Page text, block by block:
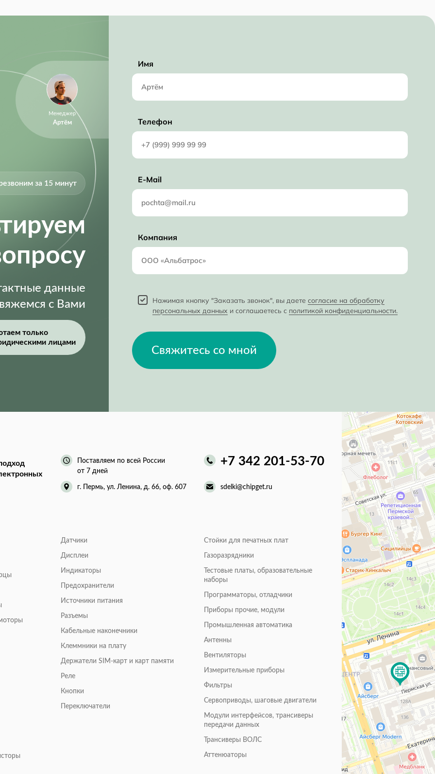
Менеджер
Артём
за 15 минут
данные
с Вами
только
лицами
Имя
Телефон
E-Mail
Компания
Нажимая кнопку "Заказать звонок", вы даете согласие на обработку
персональных данных и соглашаетесь с политикой конфиденциальности.
Свяжитесь со мной
Поставляем по всей России
от 7 дней
+7 342 201-53-70
г. Пермь, ул. Ленина, д. 66, оф. 607 sdelki@chipget.ru
Датчики
Дисплеи
Индикаторы
Предохранители
Источники питания
Разъемы
Кабельные наконечники
Клеммники на плату
Держатели SIM-карт и карт памяти
Реле
Кнопки
Переключатели
Стойки для печатных плат
Газоразрядники
Тестовые платы, образовательные
наборы
Программаторы, отладчики
Приборы прочие, модули
Промышленная автоматика
Антенны
Вентиляторы
Измерительные приборы
Фильтры
Сервоприводы, шаговые двигатели
Модули интерфейсов, трансиверы
передачи данных
Трансиверы ВОЛС
Аттенюаторы